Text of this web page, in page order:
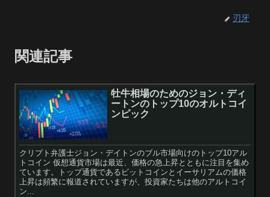
刃牙
関連記事
牡牛相場のためのジョン・ディ
ートンのトップ10のオルトコイ
ンピック
クリプト弁護士ジョン・デイトンのブル市場向けのトップ10アル
トコイン 仮想通貨市場は最近、価格の急上昇とともに注目を集め
ています。トップ通貨であるビットコインとイーサリアムの価格
上昇は頻繁に報道されていますが、投資家たちは他のアルトコイ
ン...